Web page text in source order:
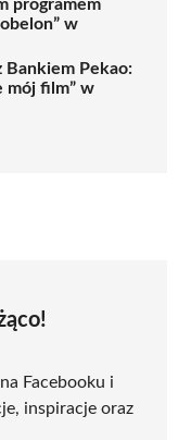
programem
w
Bankiem Pekao:
mój film” w
Facebooku i
inspiracje oraz